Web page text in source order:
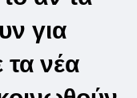
για
τα νέα